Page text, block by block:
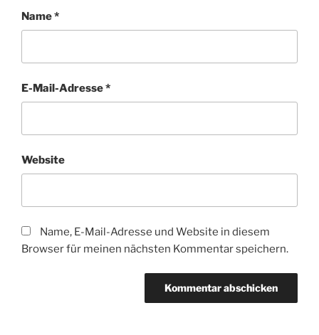
Name*
E-Mail-Adresse*
Website
Name, E-Mail-Adresse und Website in diesem
Browser für meinen nächsten Kommentar speichern.